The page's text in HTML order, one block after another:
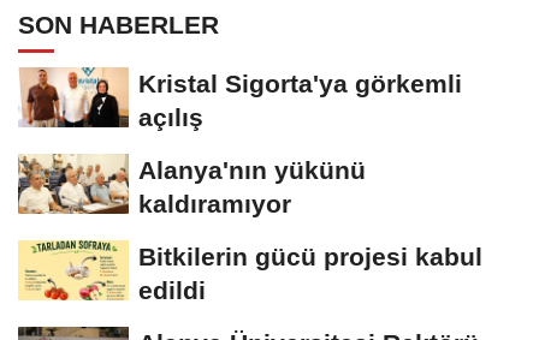
SON HABERLER
Kristal Sigorta'ya görkemli
açılış
Alanya'nın yükünü
kaldıramıyor
Bitkilerin gücü projesi kabul
edildi